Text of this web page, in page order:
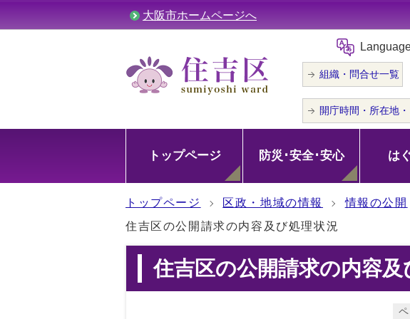
大阪市ホームページへ
組織・問合せ一覧
開庁時間・所在地
トップページ 防災･安全･安心 は
トップページ 区政・地域の情報 情報の公開
住吉区の公開請求の内容及び処理状況
住吉区の公開請求の内容及